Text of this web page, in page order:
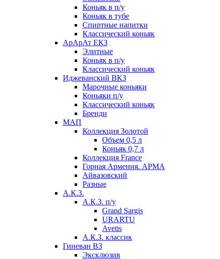
Коньяк в п/у
Коньяк в тубе
Спиртные напитки
Классический коньяк
АрАрАт ЕКЗ
Элитные
Коньяк в п/у
Классический коньяк
Иджеванский ВКЗ
Марочные коньяки
Коньяки п/у
Классический коньяк
Бренди
МАП
Коллекция Золотой
Объем 0,5 л
Коньяк 0,7 л
Коллекция France
Горная Армения. АРМА
Айвазовский
Разные
А.К.З.
А.К.З. п/у
Grand Sargis
URARTU
Avetis
А.К.З. классик
Гиневан ВЗ
Эксклюзив